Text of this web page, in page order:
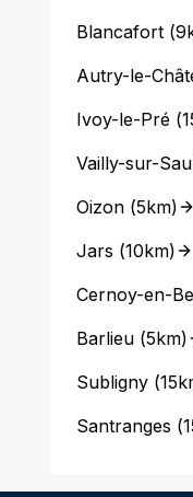
Blancafort(
Autry-le-
Ivoy-le-Pré(
Vailly-sur-
Oizon(5km)
Jars (10km)
Cernoy-en-
Barlieu(5km)
Subligny(
Santranges (